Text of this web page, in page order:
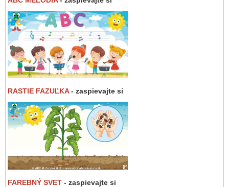
RASTIE FAZUĽKA- zaspievajte si
FAREBNÝ SVET - zaspievajte si